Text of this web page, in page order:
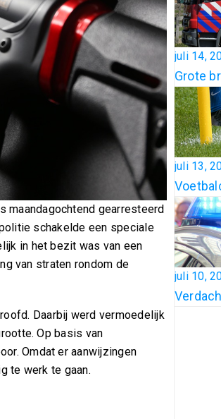
maandagochtend gearresteerd
schakelde een speciale
in het bezit was van een
van straten rondom de
Daarbij werd vermoedelijk
Op basis van
Omdat er aanwijzingen
te werk te gaan.
juli 14,
Grote
juli 13,
juli 10,